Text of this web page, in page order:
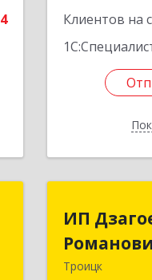
Клиентов на
ИП
Троицк